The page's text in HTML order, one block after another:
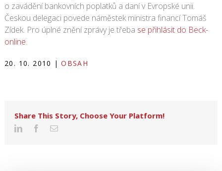
o zavádění bankovních poplatků a daní v Evropské unii.
Českou delegaci povede náměstek ministra financí Tomáš
Zídek. Pro úplné znění zprávy je třeba se přihlásit do Beck-
online.
20. 10. 2010 | OBSAH
Share This Story, Choose Your Platform!